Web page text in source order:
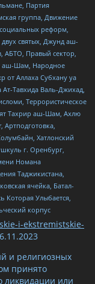
Партия
группа, Движение
реформ,
святых, Джунд аш-
АБТО, Правый сектор,
аш-Шам, Народное
Аллаха Субхану уа
Тавхида Валь-Джихад,
Террористическое
Тахрир аш-Шам, Ахлю
Хатлонский
г. Оренбург,
Номана
Таджикистана,
ячейка, Батал-
Которая Улыбается,
корпус
i-ekstremistskie-
и религиозных
принято
ликвидации или